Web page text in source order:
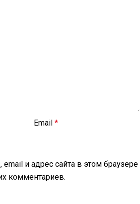
Email *
и адрес сайта в этом браузере
комментариев.